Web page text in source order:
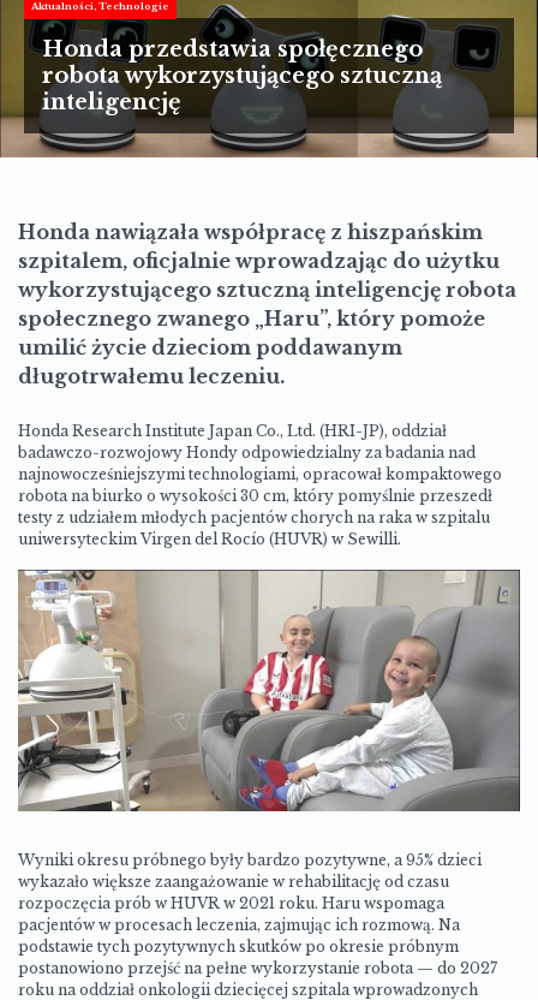
MOTORYZACJA
LIFESTYLE
Aktualności Technologie
Honda przedstawia społęcznego
robota wykorzystującego sztuczną
inteligencję
Honda nawiązała współpracę z hiszpańskim
szpitalem, oficjalnie wprowadzając do użytku
wykorzystującego sztuczną inteligencję robota
społecznego zwanego „Haru”, który pomoże
umilić życie dzieciom poddawanym
długotrwałemu leczeniu.
Honda Research Institute Japan Co., Ltd. (HRI-JP), oddział
badawczo-rozwojowy Hondy odpowiedzialny za badania nad
najnowocześniejszymi technologiami, opracował kompaktowego
robota na biurko o wysokości 30 cm, który pomyślnie przeszedł
testy z udziałem młodych pacjentów chorych na raka w szpitalu
uniwersyteckim Virgen del Rocío (HUVR) w Sewilli.
Wyniki okresu próbnego były bardzo pozytywne, a 95% dzieci
wykazało większe zaangażowanie w rehabilitację od czasu
rozpoczęcia prób w HUVR w 2021 roku. Haru wspomaga
pacjentów w procesach leczenia, zajmując ich rozmową. Na
podstawie tych pozytywnych skutków po okresie próbnym
postanowiono przejść na pełne wykorzystanie robota — do 2027
roku na oddział onkologii dziecięcej szpitala wprowadzonych